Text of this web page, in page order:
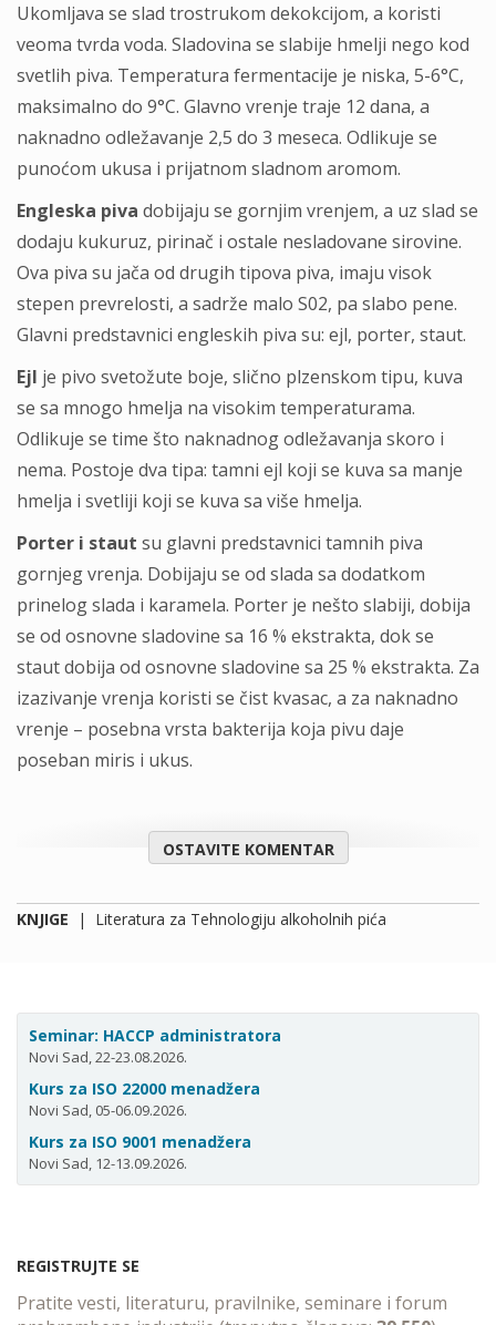
Ukomljava se slad trostrukom dekokcijom, a koristi
veoma tvrda voda. Sladovina se slabije hmelji nego kod
svetlih piva. Temperatura fermentacije je niska, 5-6°C,
maksimalno do 9°C. Glavno vrenje traje 12 dana, a
naknadno odležavanje 2,5 do 3 meseca. Odlikuje se
punoćom ukusa i prijatnom sladnom aromom.
Engleska piva dobijaju se gornjim vrenjem, a uz slad se
dodaju kukuruz, pirinač i ostale nesladovane sirovine.
Ova piva su jača od drugih tipova piva, imaju visok
stepen prevrelosti, a sadrže malo S02, pa slabo pene.
Glavni predstavnici engleskih piva su: ejl, porter, staut.
Ejl je pivo svetožute boje, slično plzenskom tipu, kuva
se sa mnogo hmelja na visokim temperaturama.
Odlikuje se time što naknadnog odležavanja skoro i
nema. Postoje dva tipa: tamni ejl koji se kuva sa manje
hmelja i svetliji koji se kuva sa više hmelja.
Porter i staut su glavni predstavnici tamnih piva
gornjeg vrenja. Dobijaju se od slada sa dodatkom
prinelog slada i karamela. Porter je nešto slabiji, dobija
se od osnovne sladovine sa 16 % ekstrakta, dok se
staut dobija od osnovne sladovine sa 25 % ekstrakta. Za
izazivanje vrenja koristi se čist kvasac, a za naknadno
vrenje – posebna vrsta bakterija koja pivu daje
poseban miris i ukus.
OSTAVITE KOMENTAR
KNJIGE | Literatura za Tehnologiju alkoholnih pića
Seminar: HACCP administratora
Novi Sad, 22-23.08.2026.
Kurs za ISO 22000 menadžera
Novi Sad, 05-06.09.2026.
Kurs za ISO 9001 menadžera
Novi Sad, 12-13.09.2026.
REGISTRUJTE SE
Pratite vesti, literaturu, pravilnike, seminare i forum